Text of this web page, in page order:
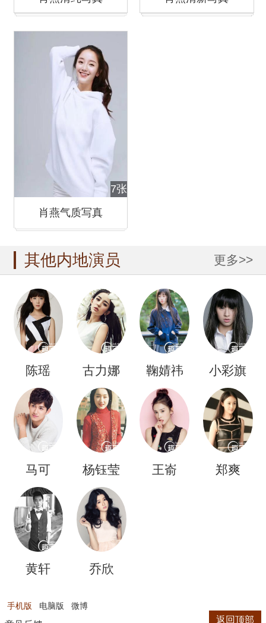
7张
肖燕气质写真
其他内地演员 更多>>
陈瑶 古力娜
扎
鞠婧祎 小彩旗
马可 杨钰莹 王嵛 郑爽
黄轩 乔欣
手机版 电脑版 微博
返回顶部